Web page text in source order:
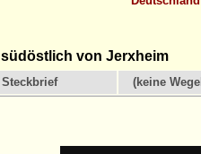
südöstlich von Jerxheim
Steckbrief (keine